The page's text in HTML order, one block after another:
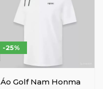
Áo Golf Nam Honma
-25%